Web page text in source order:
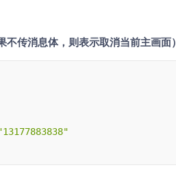
传消息体，则表示取消当前主画面）